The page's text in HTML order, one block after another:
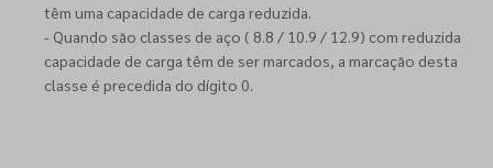
têm uma capacidade de carga reduzida.
- Quando são classes de aço ( 8.8 / 10.9 / 12.9) com reduzida
capacidade de carga têm de ser marcados, a marcação desta
classe é precedida do dígito 0.